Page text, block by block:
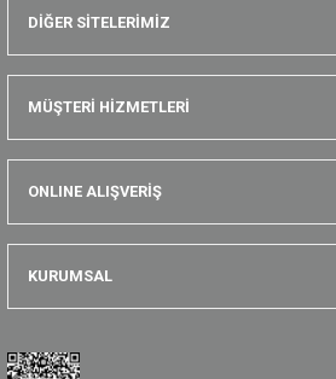
DİĞER SİTELERİMİZ
MÜŞTERİ HİZMETLERİ
ONLINE ALIŞVERİŞ
KURUMSAL